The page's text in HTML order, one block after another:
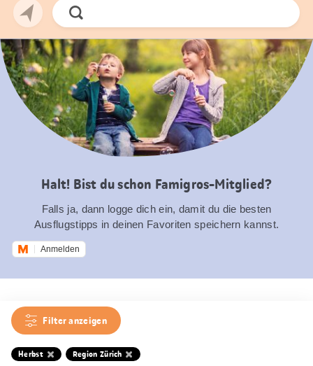
Jetzt
Suchen
Halt! Bist du schon Famigros-Mitglied?
Falls ja, dann logge dich ein, damit du die besten
Ausflugstipps in deinen Favoriten speichern kannst.
Anmelden
Filter anzeigen
Herbst Region Zürich